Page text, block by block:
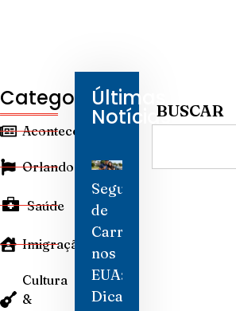
Categorias
Aconteceu
Orlando
Saúde
Imigração
Cultura
&
Últimas
Notícias
Seguro
de
Carro
nos
EUA:
Dicas
BUSCAR